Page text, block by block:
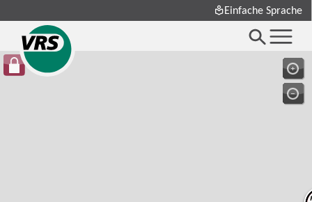
Einfache Sprache